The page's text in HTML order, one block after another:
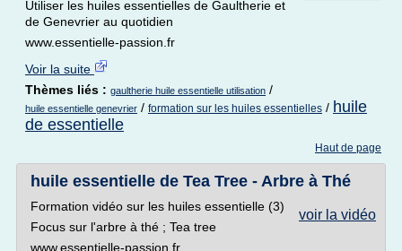
Utiliser les huiles essentielles de Gaultherie et
de Genevrier au quotidien
www.essentielle-passion.fr
Voir la suite
Thèmes liés : gaultherie huile essentielle utilisation /
huile essentielle genevrier / formation sur les huiles essentielles / huile
de essentielle
Haut de page
huile essentielle de Tea Tree - Arbre à Thé
voir la vidéo
Formation vidéo sur les huiles essentielle (3)
Focus sur l'arbre à thé ; Tea tree
www.essentielle-passion.fr